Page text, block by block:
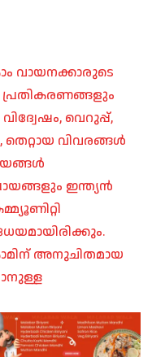
വായനക്കാരുടെ
പ്രതികരണങ്ങളും
വെറുപ്പ്,
വിവരങ്ങൾ
ഇന്ത്യൻ
അനുചിതമായ